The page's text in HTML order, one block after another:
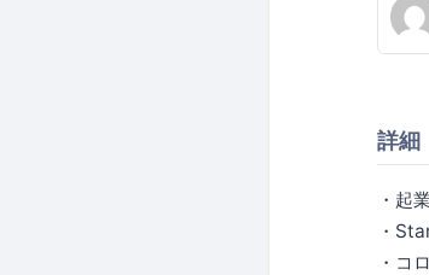
詳細
・起
・
・コ